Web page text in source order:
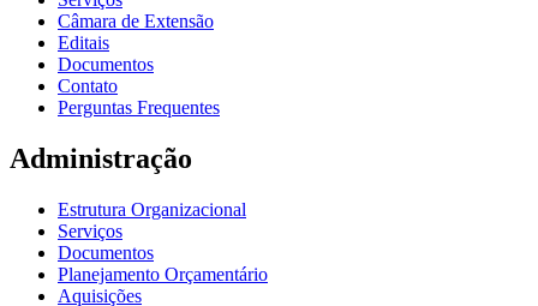
Câmara de Extensão
Editais
Documentos
Contato
Perguntas Frequentes
Administração
Estrutura Organizacional
Serviços
Documentos
Planejamento Orçamentário
Aquisições